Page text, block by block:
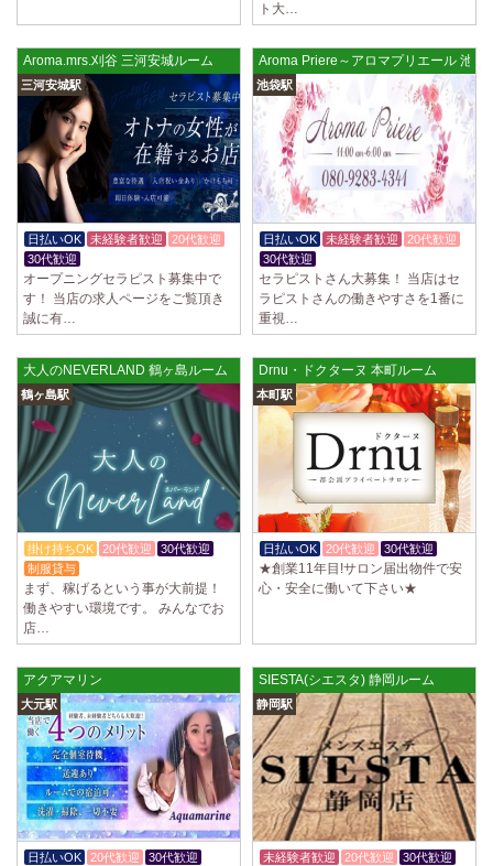
ラピストになりたい！」 そんなあなたを全力でサポートします…
2025/04/02[千歳烏山駅]
LoveCHU (ラブチュ) 千歳烏山ルーム
やる気のあるセラピスト大募集！ 「本気で稼ぎたい！」「もっと人気セ
ラピストになりたい！」 そんなあなたを全力でサポートします…
2025/03/31
[八王子駅]
Diamond～ダイヤモンド～
只今NEW OPENにつきセラピストが不足しています！ 今後も新規出店が
続くため、一緒に働いてくれるセラピストを大募集します！ 女性…
2025/03/29
LIVSPA (リブスパ) 自由が丘ルーム
当店の募集は嘘偽り等なく、記載通りにしっかりお給料をお支払いさせ
ていただきます。 とても働きやすいお店作りを心がけております…
2025/03/29
[川崎駅]
LIVSPA (リブスパ) 川崎ルーム
当店の募集は嘘偽り等なく、記載通りにしっかりお給料をお支払いさせ
ていただきます。 とても働きやすいお店作りを心がけております…
2025/03/29[蒲田駅]
LIVSPA (リブスパ) 蒲田ルーム
当店の募集は嘘偽り等なく、記載通りにしっかりお給料をお支払いさせ
ていただきます。 とても働きやすいお店作りを心がけております…
2025/03/28
初めまして、大人の隠れ家の女店長です。 当店では業界の闇である講習
時のセクハラを撲滅するために女店長または在籍セラピストが講…
2025/03/28[渋谷駅]
大人の隠れ家 渋谷ルーム
初めまして、大人の隠れ家の女店長です。 当店では業界の闇である講習
時のセクハラを撲滅するために女店長または在籍セラピストが講…
2025/03/28[亀有駅]
ト大…
Aroma.mrs.刈谷 三河安城ルーム
三河安城駅
日払いOK 未経験者歓迎
20代歓迎
30代歓迎
オープニングセラピスト募集中で
す！ 当店の求人ページをご覧頂き
誠に有…
Aroma Priere～アロマプリエール 池袋
池袋駅
日払いOK 未経験者歓迎
20代歓迎
30代歓迎
セラピストさん大募集！ 当店はセ
ラピストさんの働きやすさを1番に
重視…
大人のNEVERLAND 鶴ヶ島ルーム
鶴ヶ島駅
掛け持ちOK 20代歓迎
30代歓迎
制服貸与
まず、稼げるという事が大前提！
働きやすい環境です。 みんなでお
店…
Drnu・ドクターヌ 本町ルーム
本町駅
日払いOK 20代歓迎 30代歓迎
★創業11年目!サロン届出物件で安
心・安全に働いて下さい★
アクアマリン
大元駅
日払いOK 20代歓迎
30代歓迎
SIESTA(シエスタ) 静岡ルーム
静岡駅
未経験者歓迎 20代歓迎 30代歓迎